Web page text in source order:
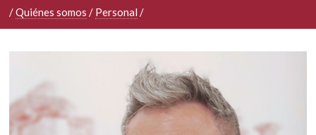
/Quiénes somos / Personal /